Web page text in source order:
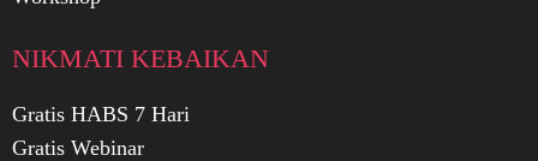
NIKMATI KEBAIKAN
Gratis HABS 7 Hari
Gratis Webinar